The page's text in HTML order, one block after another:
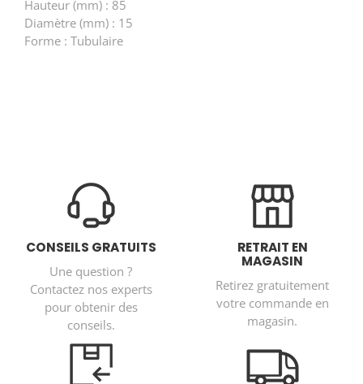
Hauteur (mm) : 85
Diamètre (mm) : 15
Forme : Tubulaire
CONSEILS GRATUITS
Une question ?
Contactez nos experts
pour obtenir des
conseils.
RETRAIT EN
MAGASIN
Retirez gratuitement
votre commande en
magasin.